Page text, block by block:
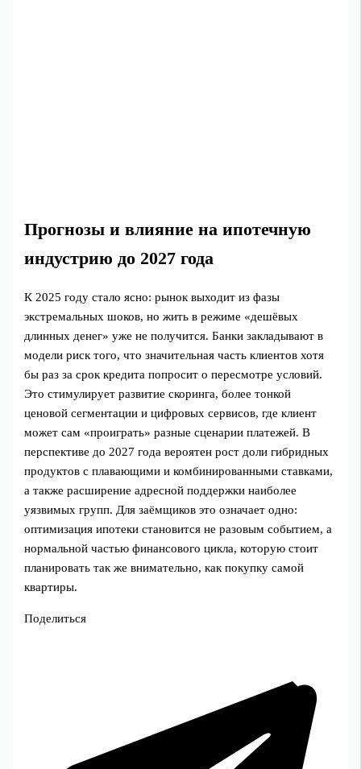
Прогнозы и влияние на ипотечную
индустрию до 2027 года
К 2025 году стало ясно: рынок выходит из фазы
экстремальных шоков, но жить в режиме «дешёвых
длинных денег» уже не получится. Банки закладывают в
модели риск того, что значительная часть клиентов хотя
бы раз за срок кредита попросит о пересмотре условий.
Это стимулирует развитие скоринга, более тонкой
ценовой сегментации и цифровых сервисов, где клиент
может сам «проиграть» разные сценарии платежей. В
перспективе до 2027 года вероятен рост доли гибридных
продуктов с плавающими и комбинированными ставками,
а также расширение адресной поддержки наиболее
уязвимых групп. Для заёмщиков это означает одно:
оптимизация ипотеки становится не разовым событием, а
нормальной частью финансового цикла, которую стоит
планировать так же внимательно, как покупку самой
квартиры.
Поделиться